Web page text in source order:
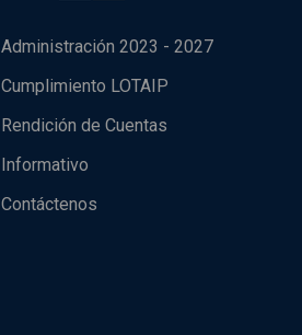
Administración 2023 - 2027
Cumplimiento LOTAIP
Rendición de Cuentas
Informativo
Contáctenos